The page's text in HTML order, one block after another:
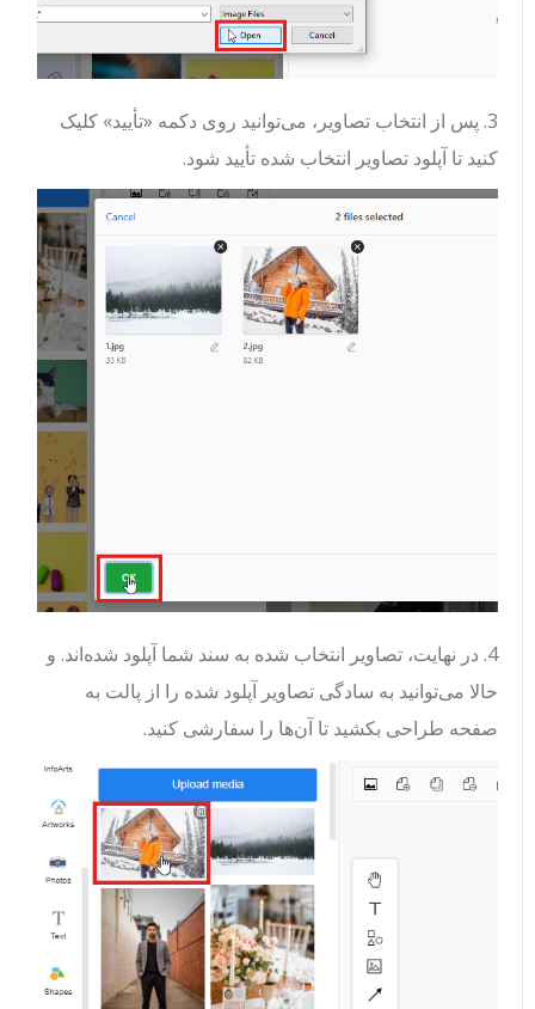
3. پس از انتخاب تصاویر، می‌توانید روی دکمه «تأیید» کلیک
کنید تا آپلود تصاویر انتخاب شده تأیید شود.
4. در نهایت، تصاویر انتخاب شده به سند شما آپلود شده‌اند. و
حالا می‌توانید به سادگی تصاویر آپلود شده را از پالت به
صفحه طراحی بکشید تا آن‌ها را سفارشی کنید.